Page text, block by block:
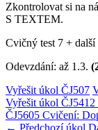
Zkontrolovat si na
S TEXTEM.
Cvičný test 7 +
Odevzdání: až 1.3.
Vyřešit úkol ČJ507
Vyřešit úkol
ČJ5605 Cvičení: